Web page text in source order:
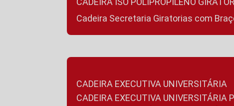
Cadeira Secretaria Giratorias com
CADEIRA EXECUTIVA UNIVERSITÁRIA
CADEIRA EXECUTIVA